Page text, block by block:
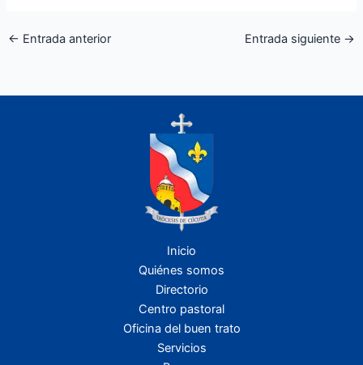
← Entrada anterior Entrada siguiente →
Inicio
Quiénes somos
Directorio
Centro pastoral
Oficina del buen trato
Servicios